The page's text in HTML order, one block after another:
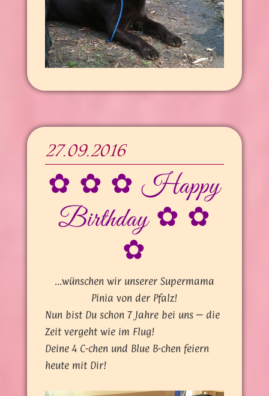
27.09.2016
✿ ✿ ✿ Happy
Birthday ✿ ✿
✿
…wünschen wir unserer Supermama
Pinia von der Pfalz!
Nun bist Du schon 7 Jahre bei uns – die
Zeit vergeht wie im Flug!
Deine 4 C-chen und Blue B-chen feiern
heute mit Dir!